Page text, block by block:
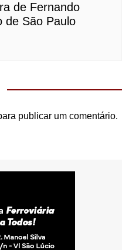
de Fernando
de São Paulo
publicar um comentário.